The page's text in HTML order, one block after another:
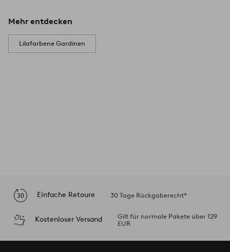
Mehr entdecken
Lilafarbene Gardinen
Einfache Retoure 30 Tage Rückgaberecht*
Kostenloser Versand
Gilt für normale Pakete über 129
EUR